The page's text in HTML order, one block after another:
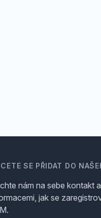
SE PŘIDAT DO
nám na sebe kontakt
jak se